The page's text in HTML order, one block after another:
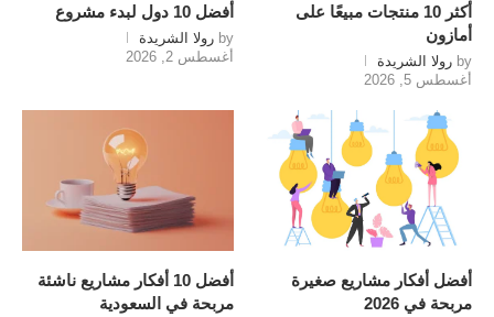
أكثر 10 منتجات مبيعًا على
أمازون
by رولا الشريدة
أغسطس 5, 2026
أفضل 10 دول لبدء مشروع
by رولا الشريدة
أغسطس 2, 2026
أفضل أفكار مشاريع صغيرة
مربحة في 2026
أفضل 10 أفكار مشاريع ناشئة
مربحة في السعودية